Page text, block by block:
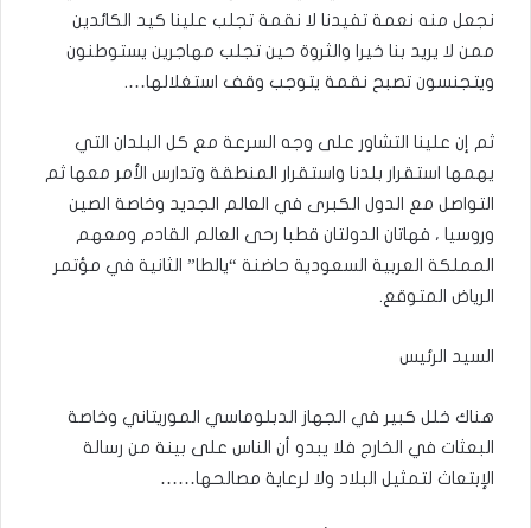
نجعل منه نعمة تفيدنا لا نقمة تجلب علينا كيد الكائدين
ممن لا يريد بنا خيرا والثروة حين تجلب مهاجرين يستوطنون
ويتجنسون تصبح نقمة يتوجب وقف استغلالها….
ثم إن علينا التشاور على وجه السرعة مع كل البلدان التي
يهمها استقرار بلدنا واستقرار المنطقة وتدارس الأمر معها ثم
التواصل مع الدول الكبرى في العالم الجديد وخاصة الصين
وروسيا ، فهاتان الدولتان قطبا رحى العالم القادم ومعهم
المملكة العربية السعودية حاضنة “يالطا” الثانية في مؤتمر
الرياض المتوقع.
السيد الرئيس
هناك خلل كبير في الجهاز الدبلوماسي الموريتاني وخاصة
البعثات في الخارج فلا يبدو أن الناس على بينة من رسالة
الإبتعاث لتمثيل البلاد ولا لرعاية مصالحها……